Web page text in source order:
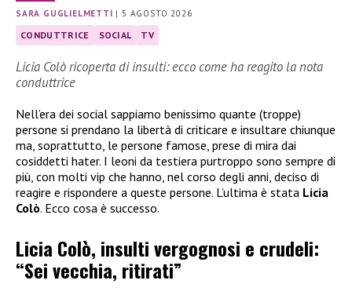
SARA GUGLIELMETTI |5 AGOSTO 2026
CONDUTTRICE SOCIAL TV
Licia Colò ricoperta di insulti: ecco come ha reagito la nota
conduttrice
Nell’era dei social sappiamo benissimo quante (troppe)
persone si prendano la libertà di criticare e insultare chiunque
ma, soprattutto, le persone famose, prese di mira dai
cosiddetti hater. I leoni da testiera purtroppo sono sempre di
più, con molti vip che hanno, nel corso degli anni, deciso di
reagire e rispondere a queste persone. L’ultima è stata Licia
Colò. Ecco cosa è successo.
Licia Colò, insulti vergognosi e crudeli:
“Sei vecchia, ritirati”